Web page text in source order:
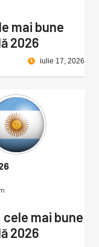
mai bune
2026
iulie 17, 2026
mai bune
2026